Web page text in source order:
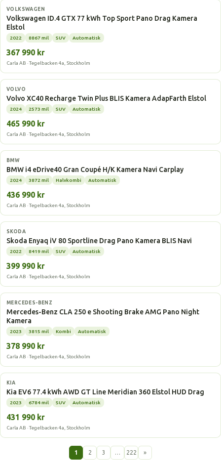
Elbil
VOLKSWAGEN
Volkswagen ID.4 GTX 77 kWh Top Sport Pano Drag Kamera
Elstol
2022 8867 mil SUV Automatisk
367 990 kr
Carla AB · Tegelbacken 4a, Stockholm
Elbil
VOLVO
Volvo XC40 Recharge Twin Plus BLIS Kamera AdapFarth Elstol
2024 2573 mil SUV Automatisk
465 990 kr
Carla AB · Tegelbacken 4a, Stockholm
Elbil
BMW
BMW i4 eDrive40 Gran Coupé H/K Kamera Navi Carplay
2024 3872 mil Halvkombi Automatisk
436 990 kr
Carla AB · Tegelbacken 4a, Stockholm
Elbil
SKODA
Skoda Enyaq iV 80 Sportline Drag Pano Kamera BLIS Navi
2022 8419 mil SUV Automatisk
399 990 kr
Carla AB · Tegelbacken 4a, Stockholm
Laddhybrid
MERCEDES-BENZ
Mercedes-Benz CLA 250 e Shooting Brake AMG Pano Night
Kamera
2023 3815 mil Kombi Automatisk
378 990 kr
Carla AB · Tegelbacken 4a, Stockholm
Elbil
KIA
Kia EV6 77.4 kWh AWD GT Line Meridian 360 Elstol HUD Drag
2023 6784 mil SUV Automatisk
431 990 kr
Carla AB · Tegelbacken 4a, Stockholm
1 2 3 … 222 »